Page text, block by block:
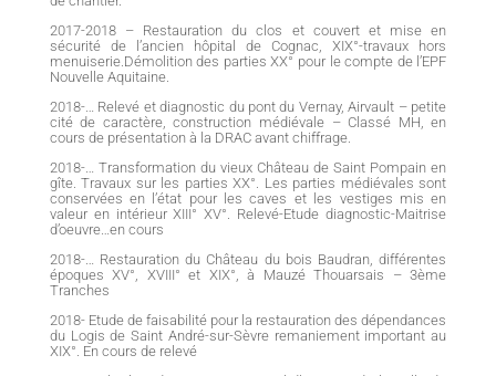
2017-2018 – Restauration du clos et couvert et mise en
sécurité de l’ancien hôpital de Cognac, XIX°-travaux hors
menuiserie.Démolition des parties XX° pour le compte de l’EPF
Nouvelle Aquitaine.
2018-… Relevé et diagnostic du pont du Vernay, Airvault – petite
cité de caractère, construction médiévale – Classé MH, en
cours de présentation à la DRAC avant chiffrage.
2018-… Transformation du vieux Château de Saint Pompain en
gîte. Travaux sur les parties XX°. Les parties médiévales sont
conservées en l’état pour les caves et les vestiges mis en
valeur en intérieur XIII° XV°. Relevé-Etude diagnostic-Maitrise
d’oeuvre…en cours
2018-… Restauration du Château du bois Baudran, différentes
époques XV°, XVIII° et XIX°, à Mauzé Thouarsais – 3ème
Tranches
2018- Etude de faisabilité pour la restauration des dépendances
du Logis de Saint André-sur-Sèvre remaniement important au
XIX°. En cours de relevé